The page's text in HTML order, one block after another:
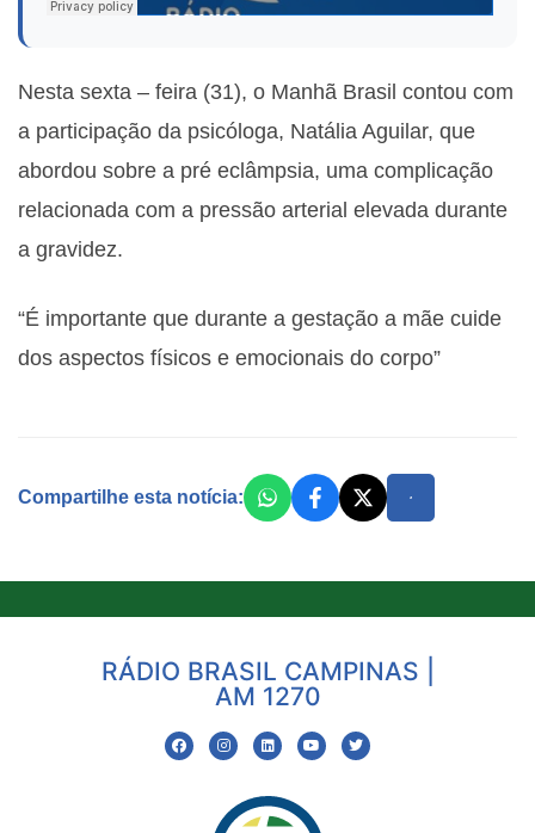
Nesta sexta – feira (31), o Manhã Brasil contou com
a participação da psicóloga, Natália Aguilar, que
abordou sobre a pré eclâmpsia, uma complicação
relacionada com a pressão arterial elevada durante
a gravidez.
“É importante que durante a gestação a mãe cuide
dos aspectos físicos e emocionais do corpo”
Compartilhe esta notícia:
RÁDIO BRASIL CAMPINAS |
AM 1270